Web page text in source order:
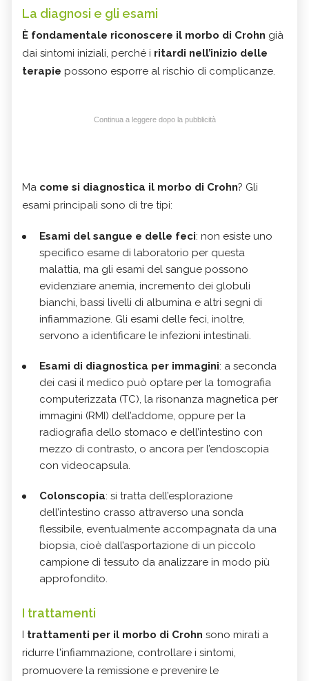
La diagnosi e gli esami
È fondamentale riconoscere il morbo di Crohn già
dai sintomi iniziali, perché i ritardi nell’inizio delle
terapie possono esporre al rischio di complicanze.
Continua a leggere dopo la pubblicità
Ma come si diagnostica il morbo di Crohn? Gli
esami principali sono di tre tipi:
Esami del sangue e delle feci: non esiste uno
specifico esame di laboratorio per questa
malattia, ma gli esami del sangue possono
evidenziare anemia, incremento dei globuli
bianchi, bassi livelli di albumina e altri segni di
infiammazione. Gli esami delle feci, inoltre,
servono a identificare le infezioni intestinali.
Esami di diagnostica per immagini: a seconda
dei casi il medico può optare per la tomografia
computerizzata (TC), la risonanza magnetica per
immagini (RMI) dell’addome, oppure per la
radiografia dello stomaco e dell’intestino con
mezzo di contrasto, o ancora per l’endoscopia
con videocapsula.
Colonscopia: si tratta dell’esplorazione
dell’intestino crasso attraverso una sonda
flessibile, eventualmente accompagnata da una
biopsia, cioè dall’asportazione di un piccolo
campione di tessuto da analizzare in modo più
approfondito.
I trattamenti
I trattamenti per il morbo di Crohn sono mirati a
ridurre l'infiammazione, controllare i sintomi,
promuovere la remissione e prevenire le